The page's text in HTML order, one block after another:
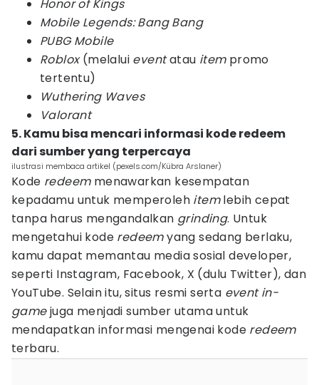
Honor of Kings
Mobile Legends: Bang Bang
PUBG Mobile
Roblox(melalui eventatau item promo
tertentu)
Wuthering Waves
Valorant
5. Kamu bisa mencari informasi kode redeem
dari sumber yang terpercaya
ilustrasi membaca artikel (pexels.com/Kübra Arslaner)
Kode redeem menawarkan kesempatan
kepadamu untuk memperoleh itemlebih cepat
tanpa harus mengandalkan grinding. Untuk
mengetahui kode redeemyang sedang berlaku,
kamu dapat memantau media sosial developer,
seperti Instagram, Facebook, X (dulu Twitter), dan
YouTube. Selain itu, situs resmi serta event in-
gamejuga menjadi sumber utama untuk
mendapatkan informasi mengenai kode redeem
terbaru.